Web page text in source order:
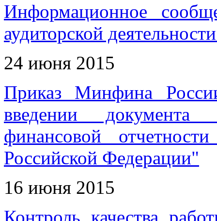
Информационное
аудиторской
24 июня 2015
Приказ Минфина
введении документа
финансовой
Российской Федерации"
16 июня 2015
Контроль качества